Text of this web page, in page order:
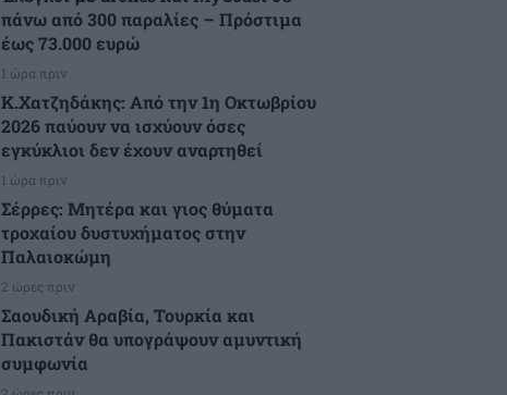
πάνω από 300 παραλίες – Πρόστιμα
έως 73.000 ευρώ
1 ώρα πριν
Κ.Χατζηδάκης: Από την 1η Οκτωβρίου
2026 παύουν να ισχύουν όσες
εγκύκλιοι δεν έχουν αναρτηθεί
1 ώρα πριν
Σέρρες: Μητέρα και γιος θύματα
τροχαίου δυστυχήματος στην
Παλαιοκώμη
2 ώρες πριν
Σαουδική Αραβία, Τουρκία και
Πακιστάν θα υπογράψουν αμυντική
συμφωνία